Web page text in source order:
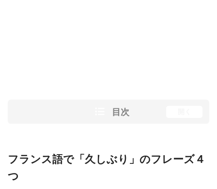
目次
フランス語で「久しぶり」のフレーズ４
つ